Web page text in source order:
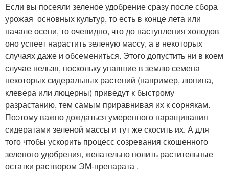
Если вы посеяли зеленое удобрение сразу после сбора
урожая основных культур, то есть в конце лета или
начале осени, то очевидно, что до наступления холодов
оно успеет нарастить зеленую массу, а в некоторых
случаях даже и обсемениться. Этого допустить ни в коем
случае нельзя, поскольку упавшие в землю семена
некоторых сидеральных растений (например, люпина,
клевера или люцерны) приведут к быстрому
разрастанию, тем самым приравнивая их к сорнякам.
Поэтому важно дождаться умеренного наращивания
сидератами зеленой массы и тут же скосить их. А для
того чтобы ускорить процесс созревания скошенного
зеленого удобрения, желательно полить растительные
остатки раствором ЭМ-препарата .